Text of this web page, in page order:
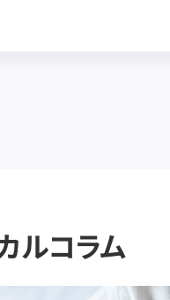
ルコラム